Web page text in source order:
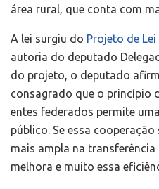
área rural, que conta com
A lei surgiu do Projeto de
autoria do deputado
do projeto, o deputado
consagrado que o princípio
entes federados permite
público. Se essa
mais ampla na
melhora e muito essa